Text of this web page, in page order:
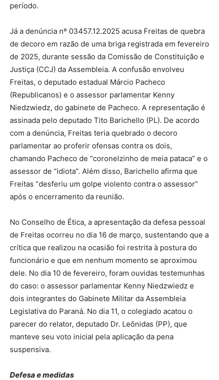
período.
Já a denúncia nº 03457.12.2025 acusa Freitas de quebra
de decoro em razão de uma briga registrada em fevereiro
de 2025, durante sessão da Comissão de Constituição e
Justiça (CCJ) da Assembleia. A confusão envolveu
Freitas, o deputado estadual Márcio Pacheco
(Republicanos) e o assessor parlamentar Kenny
Niedzwiedz, do gabinete de Pacheco. A representação é
assinada pelo deputado Tito Barichello (PL). De acordo
com a denúncia, Freitas teria quebrado o decoro
parlamentar ao proferir ofensas contra os dois,
chamando Pacheco de “coronelzinho de meia pataca” e o
assessor de “idiota”. Além disso, Barichello afirma que
Freitas “desferiu um golpe violento contra o assessor”
após o encerramento da reunião.
No Conselho de Ética, a apresentação da defesa pessoal
de Freitas ocorreu no dia 16 de março, sustentando que a
crítica que realizou na ocasião foi restrita à postura do
funcionário e que em nenhum momento se aproximou
dele. No dia 10 de fevereiro, foram ouvidas testemunhas
do caso: o assessor parlamentar Kenny Niedzwiedz e
dois integrantes do Gabinete Militar da Assembleia
Legislativa do Paraná. No dia 11, o colegiado acatou o
parecer do relator, deputado Dr. Leônidas (PP), que
manteve seu voto inicial pela aplicação da pena
suspensiva.
Defesa e medidas